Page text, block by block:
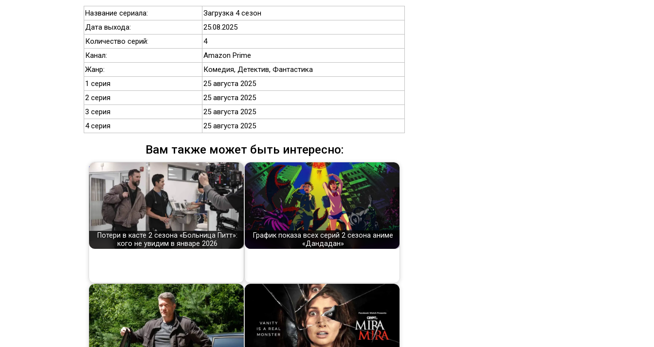
Название сериала:
Загрузка 4 сезон
Дата выхода:
25.08.2025
Количество серий:
4
Канал:
Amazon Prime
Жанр:
Комедия, Детектив, Фантастика
1 серия
25 августа 2025
2 серия
25 августа 2025
3 серия
25 августа 2025
4 серия
25 августа 2025
Вам также может быть интересно:
Потери в касте 2 сезона «Больница Питт»:
кого не увидим в январе 2026
График показа всех серий 2 сезона аниме
«Дандадан»